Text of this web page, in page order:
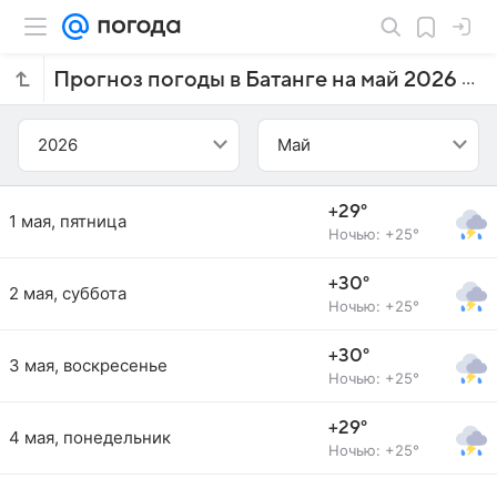
Прогноз погоды в Батанге на май 2026 года
2026 Май
1 мая, пятница +29°
Ночью: +25°
2 мая, суббота +30°
Ночью: +25°
3 мая, воскресенье +30°
Ночью: +25°
4 мая, понедельник +29°
Ночью: +25°